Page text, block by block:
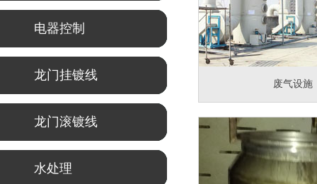
电器控制
龙门挂镀线
龙门滚镀线
水处理
废气设施